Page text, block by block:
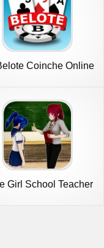
Coinche Online
Girl School Teacher